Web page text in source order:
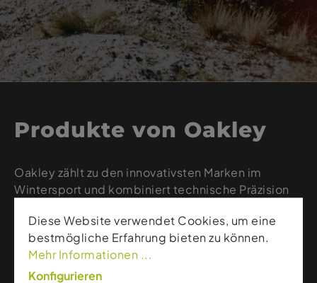
Produkte von Oakley
Oakley zählt zu den innovativsten Marken im
Wintersport und kombiniert technische Präzision
überzeugen mit hochwertiger Prizm™-
Glastechnologie für maximale Kontraste und
perfekte Sicht bei jedem Wetter. Helme bieten
eine ausgewogene Mischung aus Sicherheit,
Diese Website verwendet Cookies, um eine
bestmögliche Erfahrung bieten zu können.
Mehr Informationen ...
Konfigurieren